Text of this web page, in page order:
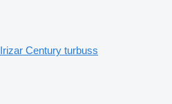
Irizar Century turbuss